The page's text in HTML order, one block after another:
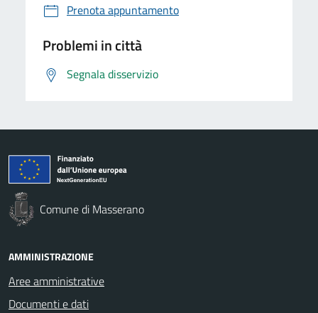
Prenota appuntamento
Problemi in città
Segnala disservizio
Comune di Masserano
AMMINISTRAZIONE
Aree amministrative
Documenti e dati